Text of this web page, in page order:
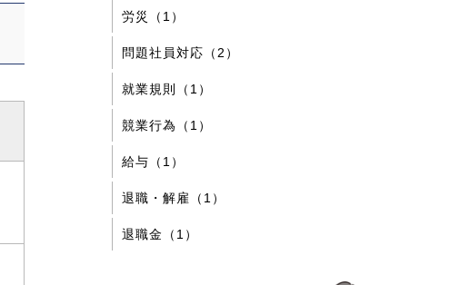
労災（1）
問題社員対応（2）
就業規則（1）
競業行為（1）
給与（1）
退職・解雇（1）
退職金（1）